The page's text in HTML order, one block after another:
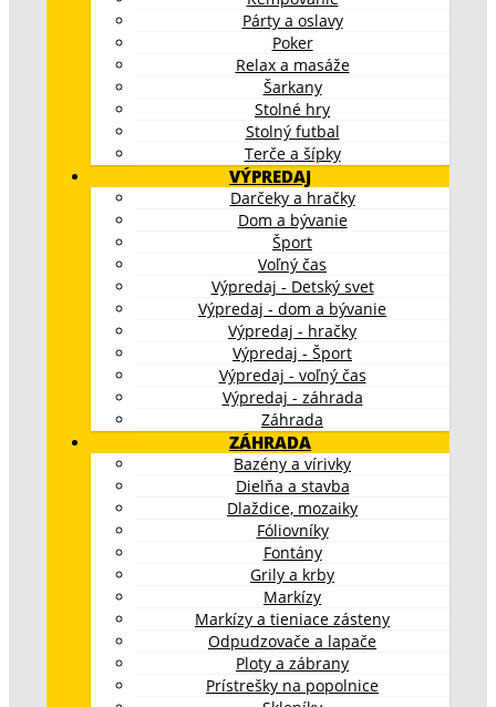
Párty a oslavy
Poker
Relax a masáže
Šarkany
Stolné hry
Stolný futbal
Terče a šípky
VÝPREDAJ
Darčeky a hračky
Dom a bývanie
Šport
Voľný čas
Výpredaj - Detský svet
Výpredaj - dom a bývanie
Výpredaj - hračky
Výpredaj - Šport
Výpredaj - voľný čas
Výpredaj - záhrada
Záhrada
ZÁHRADA
Bazény a vírivky
Dielňa a stavba
Dlaždice, mozaiky
Fóliovníky
Fontány
Grily a krby
Markízy
Markízy a tieniace zásteny
Odpudzovače a lapače
Ploty a zábrany
Prístrešky na popolnice